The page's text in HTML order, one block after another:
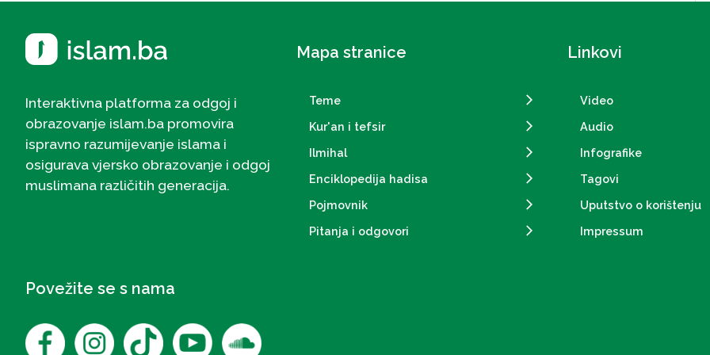
Interaktivna platforma za odgoj i
obrazovanje islam.ba promovira
ispravno razumijevanje islama i
osigurava vjersko obrazovanje i odgoj
muslimana različitih generacija.
Mapa stranice
Teme
Kur'an i tefsir
Ilmihal
Enciklopedija hadisa
Pojmovnik
Pitanja i odgovori
Linkovi
Video
Audio
Infografike
Tagovi
Uputstvo o korištenju
Impressum
Povežite se s nama